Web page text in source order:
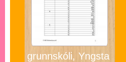
grunnskóli, Yngsta